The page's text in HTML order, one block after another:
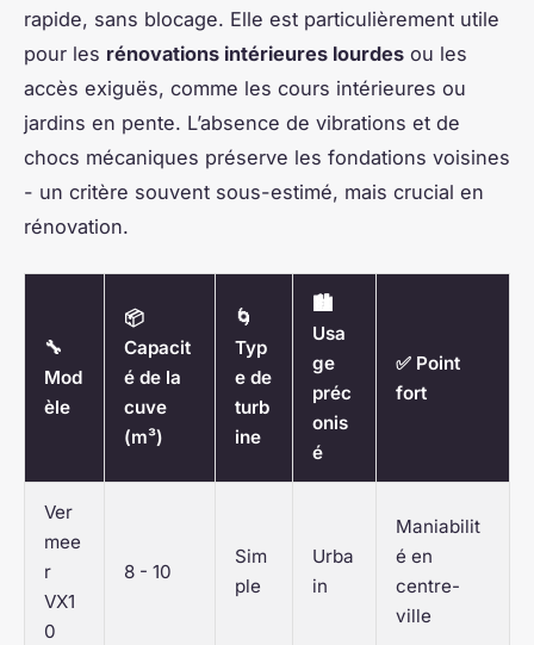
rapide, sans blocage. Elle est particulièrement utile
pour les rénovations intérieures lourdes ou les
accès exiguës, comme les cours intérieures ou
jardins en pente. L’absence de vibrations et de
chocs mécaniques préserve les fondations voisines
- un critère souvent sous-estimé, mais crucial en
rénovation.
🔧
Mod
èle
📦
Capacit
é de la
cuve
(m³)
🌀
Typ
e de
turb
ine
🏙️
Usa
ge
préc
onis
é
✅ Point
fort
Ver
mee
r
VX1
0
8 - 10
Sim
ple
Urba
in
Maniabilit
é en
centre-
ville